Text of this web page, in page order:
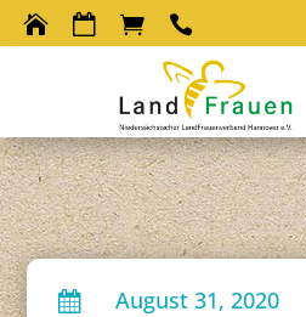
   
 August 31, 2020